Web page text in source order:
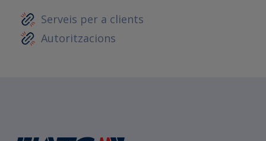
Serveis per a clients
Autoritzacions